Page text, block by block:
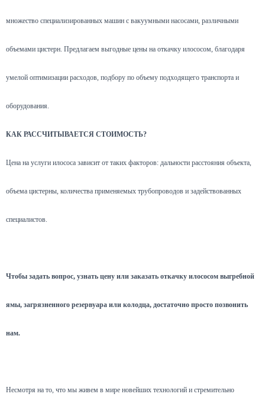
множество специализированных машин с вакуумными насосами, различными
объемами цистерн. Предлагаем выгодные цены на откачку илососом, благодаря
умелой оптимизации расходов, подбору по объему подходящего транспорта и
оборудования.
КАК РАССЧИТЫВАЕТСЯ СТОИМОСТЬ?
Цена на услуги илососа зависит от таких факторов: дальности расстояния объекта,
объема цистерны, количества применяемых трубопроводов и задействованных
специалистов.
Чтобы задать вопрос, узнать цену или заказать откачку илососом выгребной
ямы, загрязненного резервуара или колодца, достаточно просто позвонить
нам.
Несмотря на то, что мы живем в мире новейших технологий и стремительно